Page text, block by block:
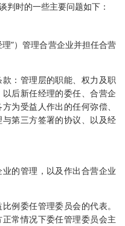
判时的一些主要问题如下：
”）管理合营企业并担任合营
：管理层的职能、权力及职
后新任经理的委任、合营企
为受益人作出的任何弥偿、
第三方签署的协议、以及经
的管理，以及作出合营企业
例委任管理委员会的代表。
常情况下委任管理委员会主